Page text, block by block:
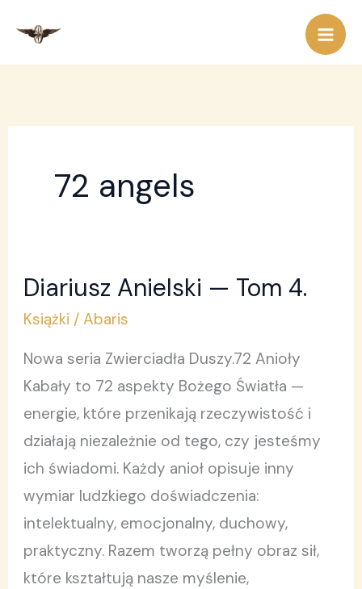
treści
72 angels
Diariusz Anielski — Tom 4.
Książki /Abaris
Nowa seria Zwierciadła Duszy.72 Anioły
Kabały to 72 aspekty Bożego Światła —
energie, które przenikają rzeczywistość i
działają niezależnie od tego, czy jesteśmy
ich świadomi. Każdy anioł opisuje inny
wymiar ludzkiego doświadczenia:
intelektualny, emocjonalny, duchowy,
praktyczny. Razem tworzą pełny obraz sił,
które kształtują nasze myślenie,
Diariusz
Anielski
Tom
4.